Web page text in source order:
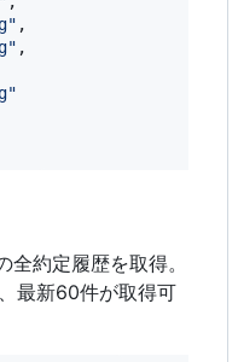
" ,
" ,
"
約定履歴を取得。
最新60件が取得可